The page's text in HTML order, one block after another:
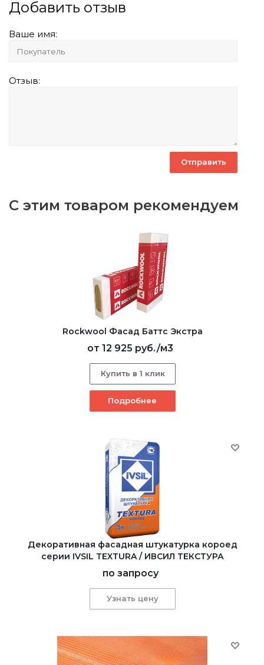
Добавить отзыв
Ваше имя:
Отзыв:
С этим товаром рекомендуем
Rockwool Фасад Баттс Экстра
от 12 925 руб./м3
Купить в 1 клик
Подробнее
Декоративная фасадная штукатурка короед
серии IVSIL TEXTURA / ИВСИЛ ТЕКСТУРА
по запросу
Узнать цену